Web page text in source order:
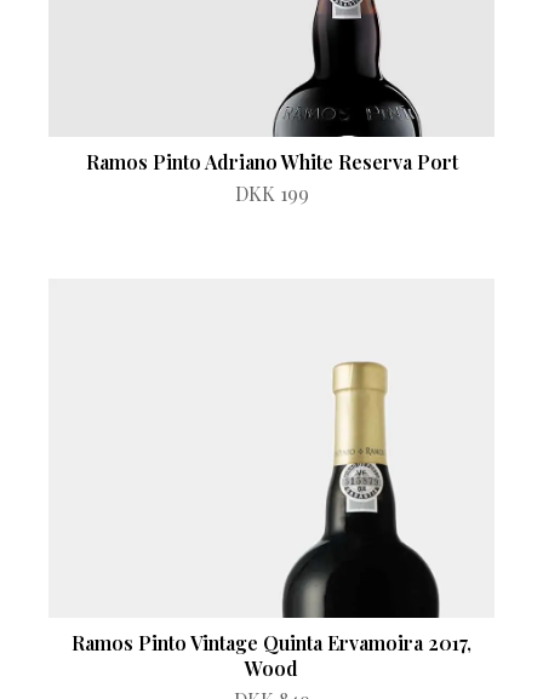
Ramos Pinto Adriano White Reserva Port
DKK 199
Ramos Pinto Vintage Quinta Ervamoira 2017,
Wood